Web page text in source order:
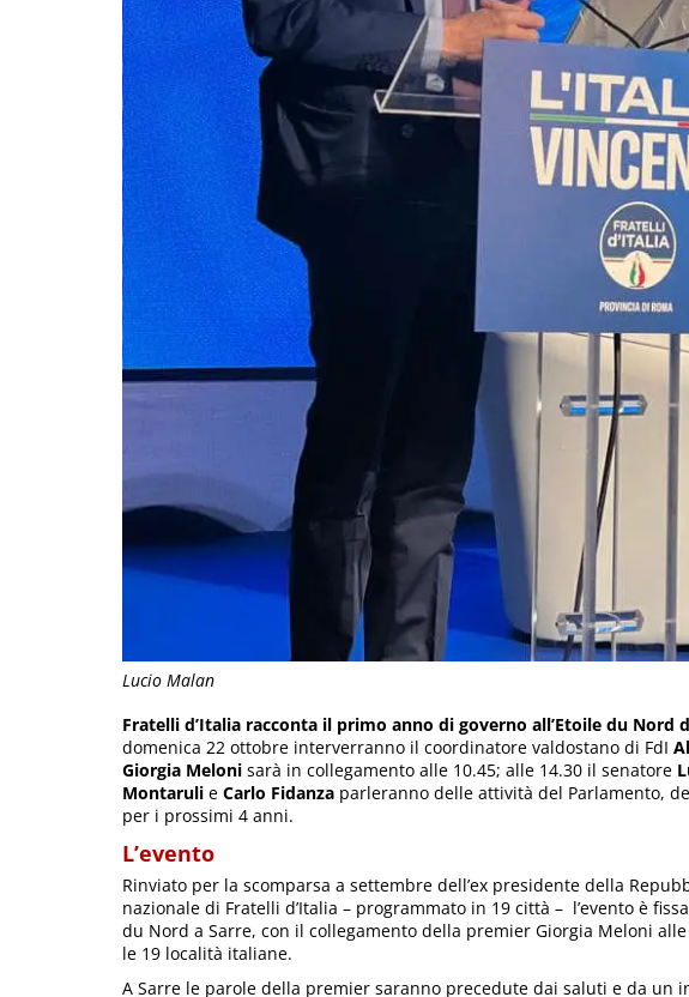
Lucio Malan
Fratelli d’Italia racconta il primo anno di governo all’Etoile du Nord
domenica 22 ottobre interverranno il coordinatore valdostano di FdI
Giorgia Meloni sarà in collegamento alle 10.45; alle 14.30 il senatore
Montaruli e Carlo Fidanza parleranno delle attività del Parlamento,
per i prossimi 4 anni.
L’evento
Rinviato per la scomparsa a settembre dell’ex presidente della
nazionale di Fratelli d’Italia – programmato in 19 città – l’evento è
du Nord a Sarre, con il collegamento della premier Giorgia Meloni
le 19 località italiane.
A Sarre le parole della premier saranno precedute dai saluti e da un